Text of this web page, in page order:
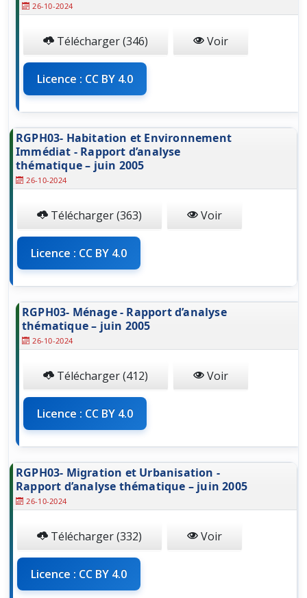
26-10-2024
Télécharger (346) Voir
Licence : CC BY 4.0
RGPH03- Habitation et Environnement
Immédiat - Rapport d’analyse
thématique – juin 2005
26-10-2024
Télécharger (363) Voir
Licence : CC BY 4.0
RGPH03- Ménage - Rapport d’analyse
thématique – juin 2005
26-10-2024
Télécharger (412) Voir
Licence : CC BY 4.0
RGPH03- Migration et Urbanisation -
Rapport d’analyse thématique – juin 2005
26-10-2024
Télécharger (332) Voir
Licence : CC BY 4.0